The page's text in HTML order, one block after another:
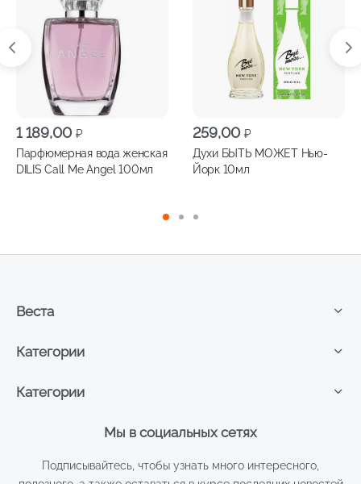
1 189,00 ₽
Парфюмерная вода женская
DILIS Call Мe Angel 100мл
259,00 ₽
Духи БЫТЬ МОЖЕТ Нью-
Йорк 10мл
Мы в социальных сетях
Подписывайтесь, чтобы узнать много интересного,
Категории
Категории
Веста